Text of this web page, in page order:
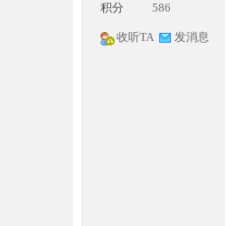
积分 586
收听TA 发消息